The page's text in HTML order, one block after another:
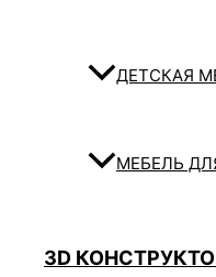
ДЕТСКАЯ
МЕБЕЛЬ
3D